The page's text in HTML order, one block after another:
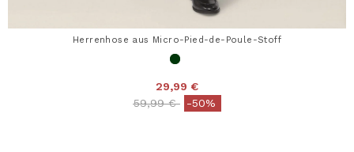
Herrenhose aus Micro-Pied-de-Poule-Stoff
29,99 €
Price reduced from
59,99 €to-50%